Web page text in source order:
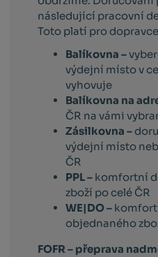
následující pracovní
Toto platí pro
Balíkovna –
výdejní místo v
vyhovuje
Balíkovna na
ČR na vámi
Zásilkovna –
výdejní místo
ČR
PPL – komfortní
zboží po celé ČR
WE|DO –
objednaného
FOFR – přeprava